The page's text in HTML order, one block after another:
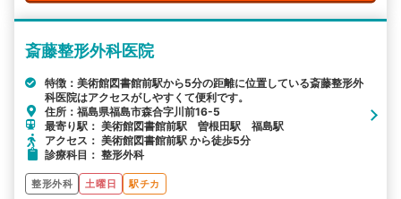
斎藤整形外科医院
特徴：美術館図書館前駅から5分の距離に位置している斎藤整形外
科医院はアクセスがしやすくて便利です。
住所：福島県福島市森合字川前16-5
最寄り駅： 美術館図書館前駅 曽根田駅 福島駅
アクセス： 美術館図書館前駅 から徒歩5分
診療科目： 整形外科
整形外科 土曜日 駅チカ